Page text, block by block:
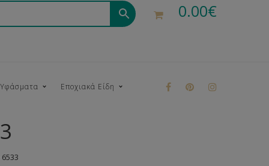
0.00€
Εποχιακά Είδη